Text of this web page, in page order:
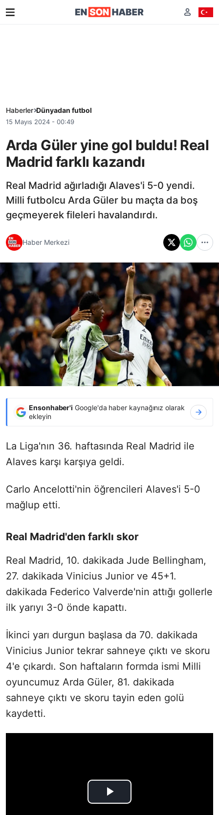
Haberler Dünyadan futbol
15 Mayıs 2024 - 00:49
Arda Güler yine gol buldu! Real
Madrid farklı kazandı
Real Madrid ağırladığı Alaves'i 5-0 yendi.
Milli futbolcu Arda Güler bu maçta da boş
geçmeyerek fileleri havalandırdı.
Haber Merkezi
Ensonhaber'i Google'da haber kaynağınız olarak
ekleyin
La Liga'nın 36. haftasında Real Madrid ile
Alaves karşı karşıya geldi.
Carlo Ancelotti'nin öğrencileri Alaves'i 5-0
mağlup etti.
Real Madrid'den farklı skor
Real Madrid, 10. dakikada Jude Bellingham,
27. dakikada Vinicius Junior ve 45+1.
dakikada Federico Valverde'nin attığı gollerle
ilk yarıyı 3-0 önde kapattı.
İkinci yarı durgun başlasa da 70. dakikada
Vinicius Junior tekrar sahneye çıktı ve skoru
4'e çıkardı. Son haftaların formda ismi Milli
oyuncumuz Arda Güler, 81. dakikada
sahneye çıktı ve skoru tayin eden golü
kaydetti.